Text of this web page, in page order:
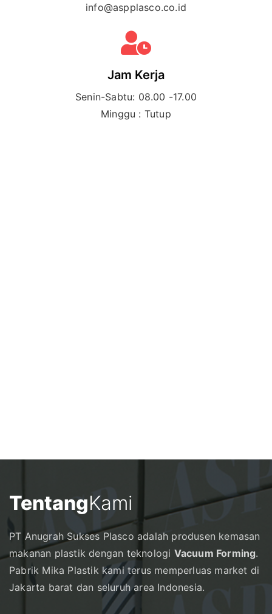
info@aspplasco.co.id
Jam Kerja
Senin-Sabtu: 08.00 -17.00
Minggu : Tutup
TentangKami
PT Anugrah Sukses Plasco adalah produsen kemasan
makanan plastik dengan teknologi Vacuum Forming.
Pabrik Mika Plastik kami terus memperluas market di
Jakarta barat dan seluruh area Indonesia.